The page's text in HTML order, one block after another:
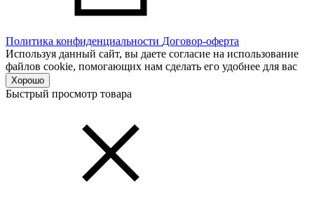
Политика конфиденциальности Договор-оферта
Используя данный сайт, вы даете согласие на использование
файлов cookie, помогающих нам сделать его удобнее для вас
Хорошо
Быстрый просмотр товара